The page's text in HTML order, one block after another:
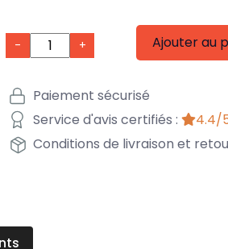
- + Ajouter au
Paiement sécurisé
Service d'avis certifiés :
4.4/
Conditions de livraison et